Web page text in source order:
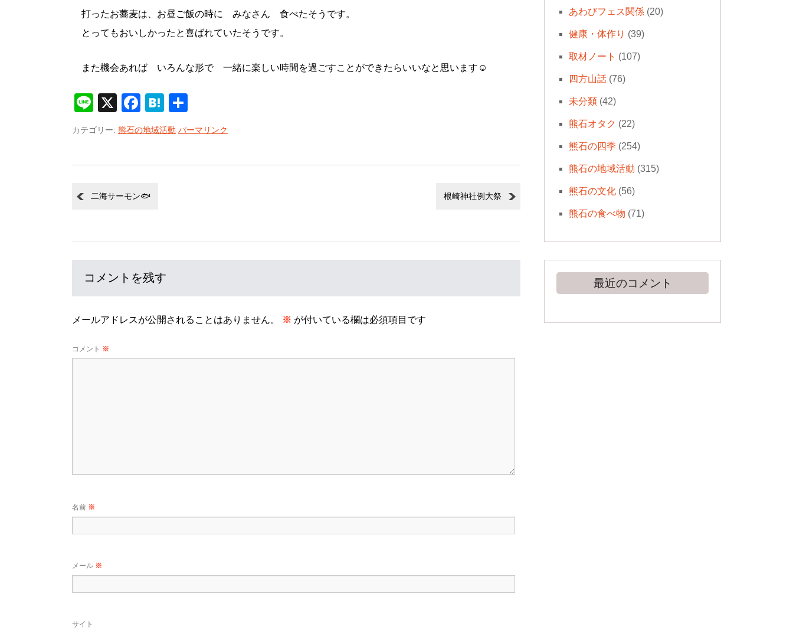
打ったお蕎麦は、お昼ご飯の時に みなさん 食べたそうです。
とってもおいしかったと喜ばれていたそうです。
また機会あれば いろんな形で 一緒に楽しい時間を過ごすことができたらいいなと思います☺
Line
X Facebook
Hatena
有
カテゴリー: 熊石の地域活動 パーマリンク
二海サーモン🐟 根崎神社例大祭
コメントを残す
メールアドレスが公開されることはありません。 ※ が付いている欄は必須項目です
コメント ※
名前 ※
メール ※
サイト
あわびフェス関係(20)
健康・体作り (39)
取材ノート (107)
四方山話(76)
未分類(42)
熊石オタク (22)
熊石の四季(254)
熊石の地域活動 (315)
熊石の文化(56)
熊石の食べ物 (71)
最近のコメント